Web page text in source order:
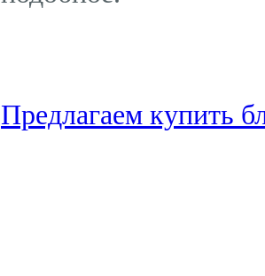
Предлагаем купить